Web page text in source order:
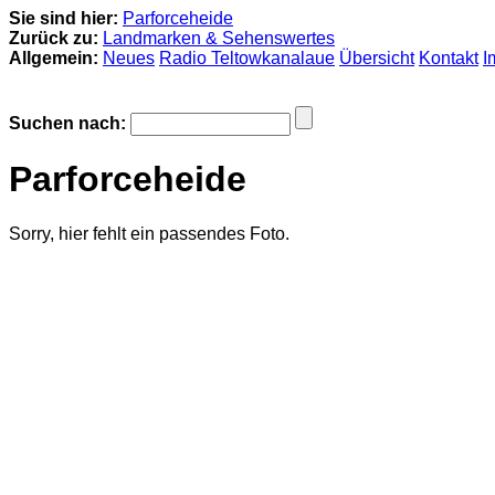
Sie sind hier: Parforceheide
Zurück zu: Landmarken & Sehenswertes
Allgemein: Neues Radio Teltowkanalaue Übersicht Kontakt
Suchen nach:
Parforceheide
Sorry, hier fehlt ein passendes Foto.